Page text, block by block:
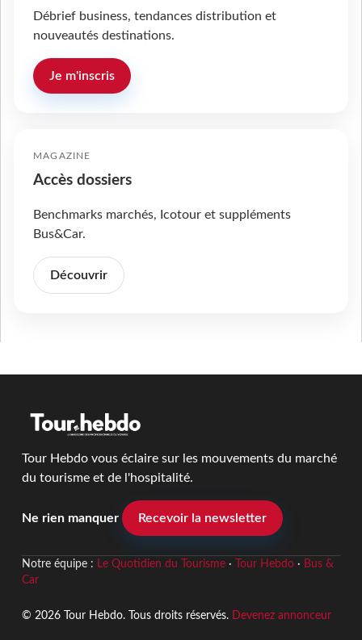
Débrief business, tendances distribution et
nouveautés destinations.
Je m'inscris
MAGAZINE
Accès dossiers
Benchmarks marchés, Icotour et suppléments
Bus&Car.
Découvrir
Tour Hebdo vous éclaire sur les mouvements du marché
du tourisme et de l'hospitalité.
Ne rien manquer Recevoir la newsletter
Notre équipe : Le Quotidien du Tourisme· Tour Hebdo· Bus &
Car
© 2026 Tour Hebdo. Tous droits réservés. Devenez annonceur